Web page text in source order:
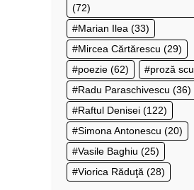
(72)
Marian Ilea (33)
Mircea Cărtărescu (29)
poezie (62) proză
Radu Paraschivescu (36)
Raftul Denisei (122)
Simona Antonescu (20)
Vasile Baghiu (25)
Viorica Răduţă (28)